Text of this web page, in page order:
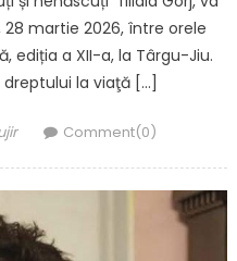
martie 2026, între orele
ediția a XII-a, la Târgu-Jiu.
la viaţă […]
Comment(0)